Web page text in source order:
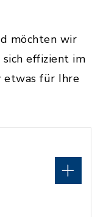
möchten wir
effizient im
etwas für Ihre